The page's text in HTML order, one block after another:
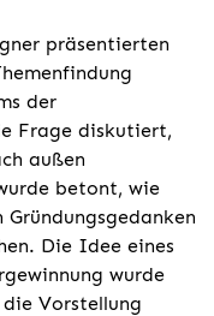
präsentierten
der
Frage diskutiert,
außen
betont, wie
Die Idee eines
wurde
Vorstellung